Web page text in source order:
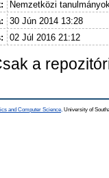
Nemzetközi
30 Jún 2014 13:28
02 Júl 2016 21:12
a
and Computer Science, University of